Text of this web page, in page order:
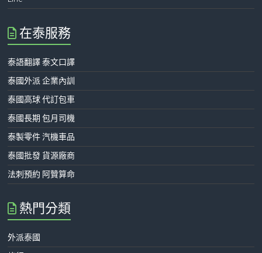
在泰服務
泰語翻譯 泰文口譯
泰國外派 企業內訓
泰國高球 代訂包車
泰國長期 包月司機
泰製零件 汽機車品
泰國批發 貨源廠商
法刺預約 阿贊算命
熱門分類
外派泰國